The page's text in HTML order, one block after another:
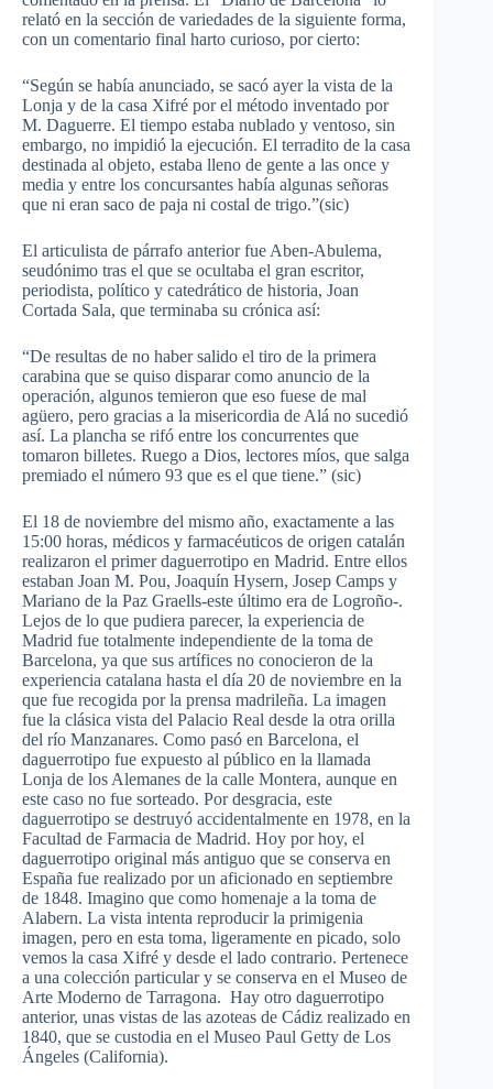
relató en la sección de variedades de la siguiente forma,
con un comentario final harto curioso, por cierto:
“Según se había anunciado, se sacó ayer la vista de la
Lonja y de la casa Xifré por el método inventado por
M. Daguerre. El tiempo estaba nublado y ventoso, sin
embargo, no impidió la ejecución. El terradito de la casa
destinada al objeto, estaba lleno de gente a las once y
media y entre los concursantes había algunas señoras
que ni eran saco de paja ni costal de trigo.”(sic)
El articulista de párrafo anterior fue Aben-Abulema,
seudónimo tras el que se ocultaba el gran escritor,
periodista, político y catedrático de historia, Joan
Cortada Sala, que terminaba su crónica así:
“De resultas de no haber salido el tiro de la primera
carabina que se quiso disparar como anuncio de la
operación, algunos temieron que eso fuese de mal
agüero, pero gracias a la misericordia de Alá no sucedió
así. La plancha se rifó entre los concurrentes que
tomaron billetes. Ruego a Dios, lectores míos, que salga
premiado el número 93 que es el que tiene.” (sic)
El 18 de noviembre del mismo año, exactamente a las
15:00 horas, médicos y farmacéuticos de origen catalán
realizaron el primer daguerrotipo en Madrid. Entre ellos
estaban Joan M. Pou, Joaquín Hysern, Josep Camps y
Mariano de la Paz Graells-este último era de Logroño-.
Lejos de lo que pudiera parecer, la experiencia de
Madrid fue totalmente independiente de la toma de
Barcelona, ya que sus artífices no conocieron de la
experiencia catalana hasta el día 20 de noviembre en la
que fue recogida por la prensa madrileña. La imagen
fue la clásica vista del Palacio Real desde la otra orilla
del río Manzanares. Como pasó en Barcelona, el
daguerrotipo fue expuesto al público en la llamada
Lonja de los Alemanes de la calle Montera, aunque en
este caso no fue sorteado. Por desgracia, este
daguerrotipo se destruyó accidentalmente en 1978, en la
Facultad de Farmacia de Madrid. Hoy por hoy, el
daguerrotipo original más antiguo que se conserva en
España fue realizado por un aficionado en septiembre
de 1848. Imagino que como homenaje a la toma de
Alabern. La vista intenta reproducir la primigenia
imagen, pero en esta toma, ligeramente en picado, solo
vemos la casa Xifré y desde el lado contrario. Pertenece
a una colección particular y se conserva en el Museo de
Arte Moderno de Tarragona. Hay otro daguerrotipo
anterior, unas vistas de las azoteas de Cádiz realizado en
1840, que se custodia en el Museo Paul Getty de Los
Ángeles (California).